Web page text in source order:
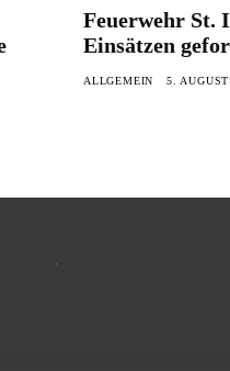
Feuerwehr St.
Einsätzen
ALLGEMEIN 5.